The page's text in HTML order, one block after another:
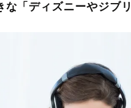
「ディズニーやジブリ